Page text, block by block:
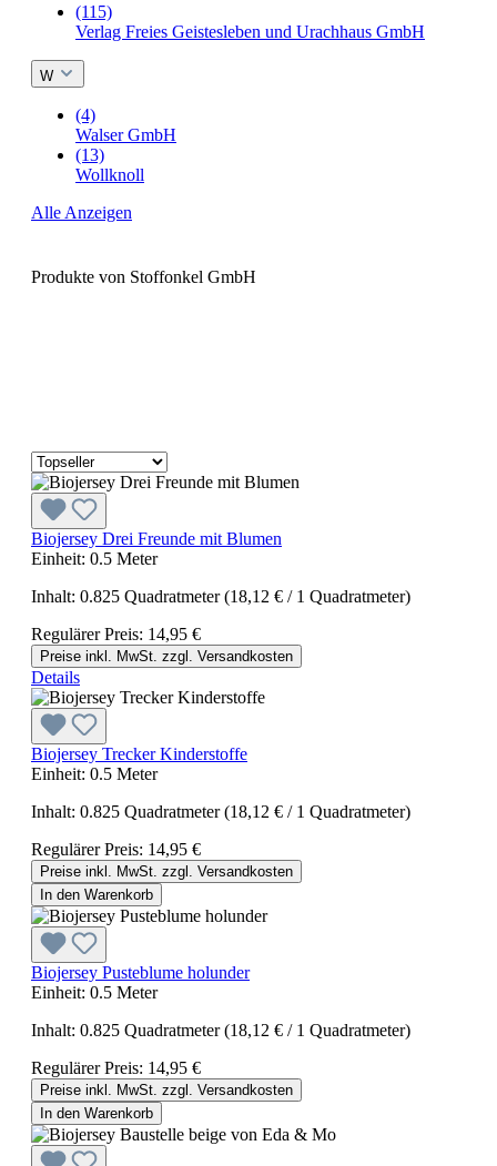
(115)
Verlag Freies Geistesleben und Urachhaus GmbH
W
(4)
Walser GmbH
(13)
Wollknoll
Alle Anzeigen
Produkte von Stoffonkel GmbH
Biojersey Drei Freunde mit Blumen
Einheit: 0.5 Meter
Inhalt: 0.825 Quadratmeter(18,12 € / 1 Quadratmeter)
Regulärer Preis: 14,95 €
Preise inkl. MwSt. zzgl. Versandkosten
Details
Biojersey Trecker Kinderstoffe
Einheit: 0.5 Meter
Inhalt: 0.825 Quadratmeter(18,12 € / 1 Quadratmeter)
Regulärer Preis: 14,95 €
Preise inkl. MwSt. zzgl. Versandkosten
In den Warenkorb
Biojersey Pusteblume holunder
Einheit: 0.5 Meter
Inhalt: 0.825 Quadratmeter(18,12 € / 1 Quadratmeter)
Regulärer Preis: 14,95 €
Preise inkl. MwSt. zzgl. Versandkosten
In den Warenkorb